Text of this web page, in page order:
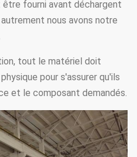
fourni avant déchargent
nous avons notre
tout le matériel doit
pour s'assurer qu'ils
et le composant demandés.